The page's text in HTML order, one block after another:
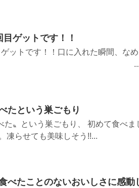
ゲットです！！
ットです！！口に入れた瞬間、な
！ ...
たという巣ごもり
た〟という巣ごもり、 初めて食べ
凍らせても美味しそう!!...
べたことのないおいしさに感動